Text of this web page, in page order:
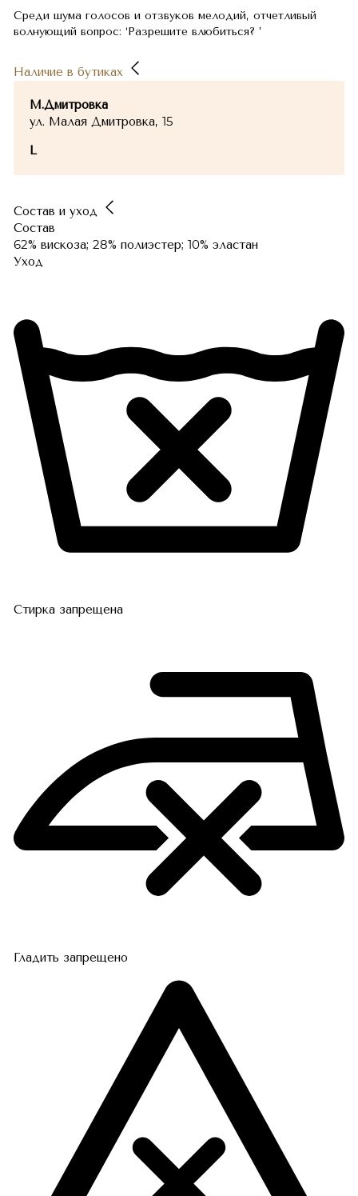
Среди шума голосов и отзвуков мелодий, отчетливый
волнующий вопрос: ‘Разрешите влюбиться? ’
Наличие в бутиках
М.Дмитровка
ул. Малая Дмитровка, 15
L
Состав и уход
Состав
62% вискоза; 28% полиэстер; 10% эластан
Уход
Стирка запрещена
Гладить запрещено